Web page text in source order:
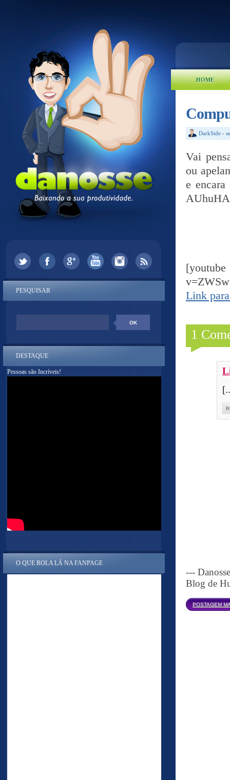
HOME
DarkSide -
Vai
ou
e
Link
1
---
Blog de
POSTAGEM
PESQUISAR
DESTAQUE
Pessoas são Incríveis!
O QUE ROLA LÁ NA FANPAGE